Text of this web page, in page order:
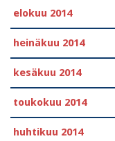
elokuu 2014
heinäkuu 2014
kesäkuu 2014
toukokuu 2014
huhtikuu 2014